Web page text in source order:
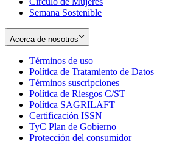
Semana Sostenible
Acerca de nosotros
Términos de uso
in
new
window
Política de Tratamiento de Datos
Términos suscripciones
in
Política de Riesgos C/ST
Política SAGRILAFT
new
window
Certificación ISSN
in
new
TyC Plan de Gobierno
in
Protección del consumidorOpens